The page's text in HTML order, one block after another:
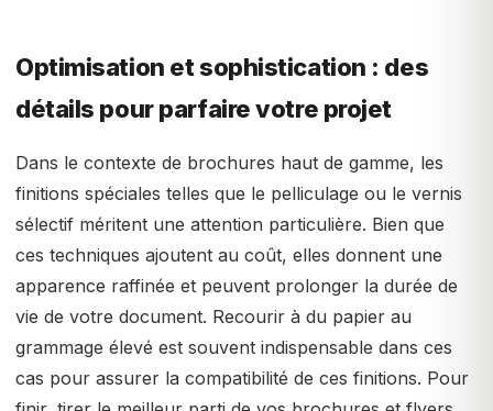
Optimisation et sophistication : des
détails pour parfaire votre projet
Dans le contexte de brochures haut de gamme, les
finitions spéciales telles que le pelliculage ou le vernis
sélectif méritent une attention particulière. Bien que
ces techniques ajoutent au coût, elles donnent une
apparence raffinée et peuvent prolonger la durée de
vie de votre document. Recourir à du papier au
grammage élevé est souvent indispensable dans ces
cas pour assurer la compatibilité de ces finitions. Pour